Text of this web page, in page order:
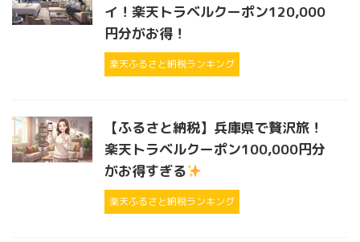
イ！楽天トラベルクーポン120,000
円分がお得！
楽天ふるさと納税ランキング
【ふるさと納税】兵庫県で贅沢旅！
楽天トラベルクーポン100,000円分
がお得すぎる
楽天ふるさと納税ランキング